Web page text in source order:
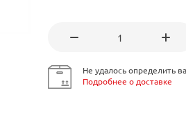
Не удалось определить
Подробнее о доставке